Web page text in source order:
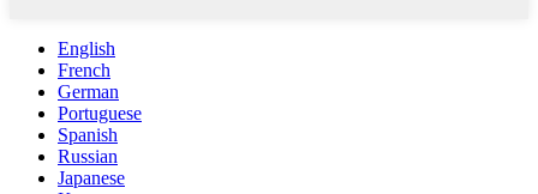
English
French
German
Portuguese
Spanish
Russian
Japanese